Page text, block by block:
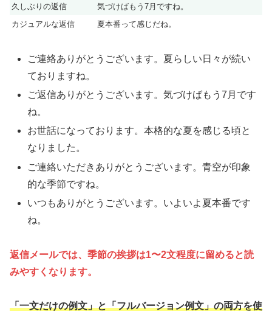
久しぶりの返信
気づけばもう7月ですね。
カジュアルな返信
夏本番って感じだね。
ご連絡ありがとうございます。夏らしい日々が続い
ておりますね。
ご返信ありがとうございます。気づけばもう7月です
ね。
お世話になっております。本格的な夏を感じる頃と
なりました。
ご連絡いただきありがとうございます。青空が印象
的な季節ですね。
いつもありがとうございます。いよいよ夏本番です
ね。
返信メールでは、季節の挨拶は1〜2文程度に留めると読
みやすくなります。
「一文だけの例文」と「フルバージョン例文」の両方を使